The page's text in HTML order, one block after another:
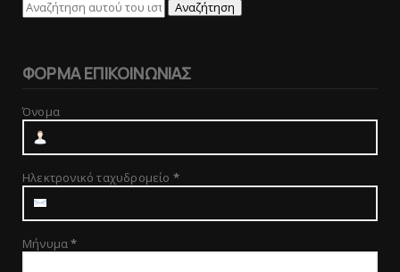
ΦΟΡΜΑ ΕΠΙΚΟΙΝΩΝΙΑΣ
Όνομα
Ηλεκτρονικό ταχυδρομείο *
Μήνυμα*